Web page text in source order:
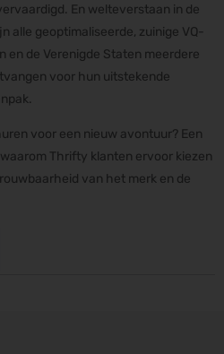
En welteverstaan in de
alle geoptimaliseerde, zuinige VQ-
en de Verenigde Staten meerdere
voor hun uitstekende
voor een nieuw avontuur? Een
Thrifty klanten ervoor kiezen
van het merk en de